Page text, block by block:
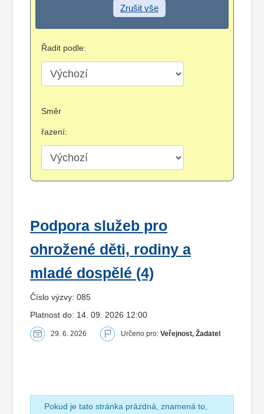
Zrušit vše
Řadit podle:
Směr
řazení:
Podpora služeb pro
ohrožené děti, rodiny a
mladé dospělé (4)
Číslo výzvy: 085
Platnost do: 14. 09. 2026 12:00
29. 6. 2026 Určeno pro: Veřejnost, Žadatel
Pokud je tato stránka prázdná, znamená to,